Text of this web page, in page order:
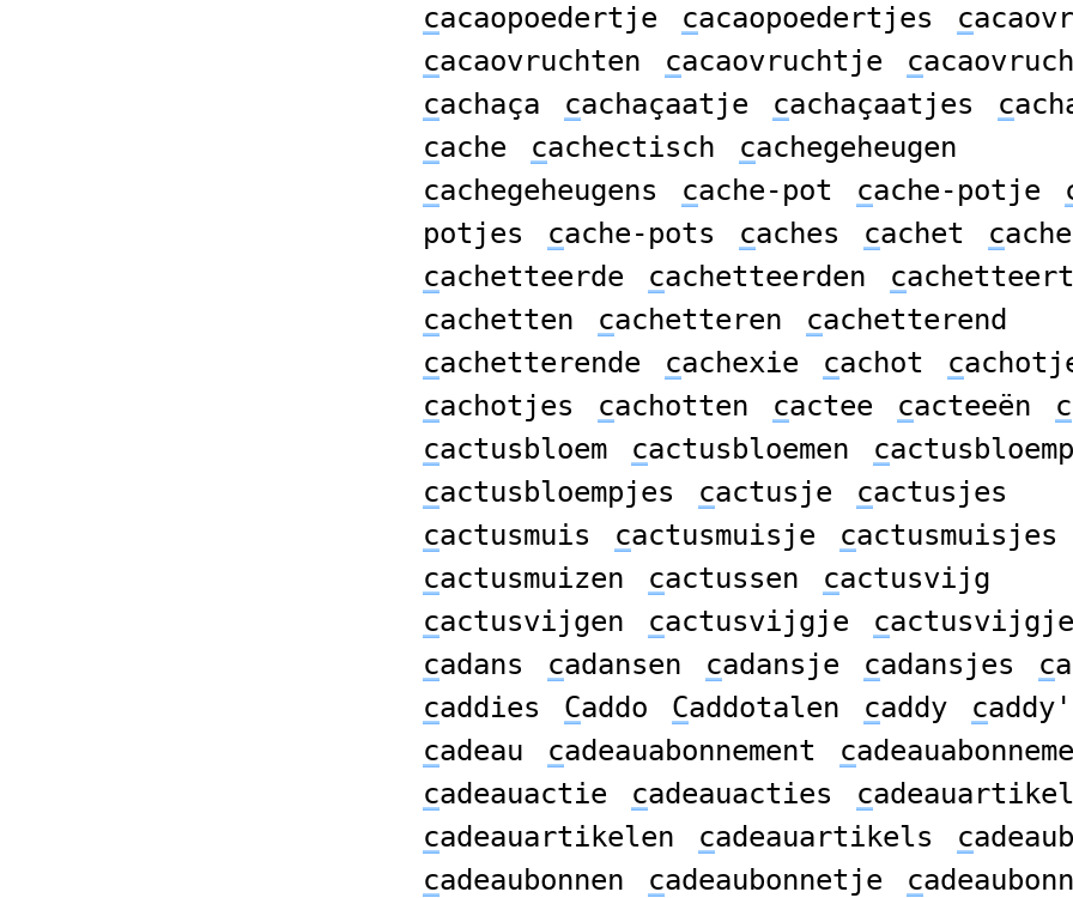
cacaopoedertje cacaopoedertjes c
cacaovruchten cacaovruchtje c
cachaça cachaçaatje cachaçaatjes c
cache cachectisch cachegeheugen
cachegeheugens cache-pot cache-potje
potjes
cache-pots caches cachet c
cachetteerde cachetteerden cachetteert
cachetten cachetteren cachetterend
cachetterende cachexie cachot c
cachotjes cachotten cactee cacteeën c
cactusbloem cactusbloemen c
cactusbloempjes cactusje cactusjes
cactusmuis cactusmuisje cactusmuisjes
cactusmuizen cactussen cactusvijg
cactusvijgen cactusvijgje c
cadans cadansen cadansje cadansjes c
caddies Caddo Caddotalen caddy c
cadeau cadeauabonnement c
cadeauactie cadeauacties cadeauartikel
cadeauartikelen cadeauartikels c
cadeaubonnen cadeaubonnetje c